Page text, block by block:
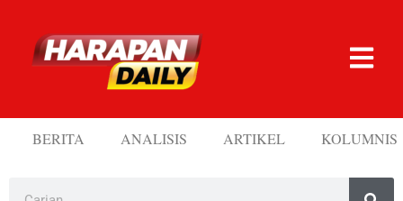
BERITA ANALISIS ARTIKEL KOLUMNIS